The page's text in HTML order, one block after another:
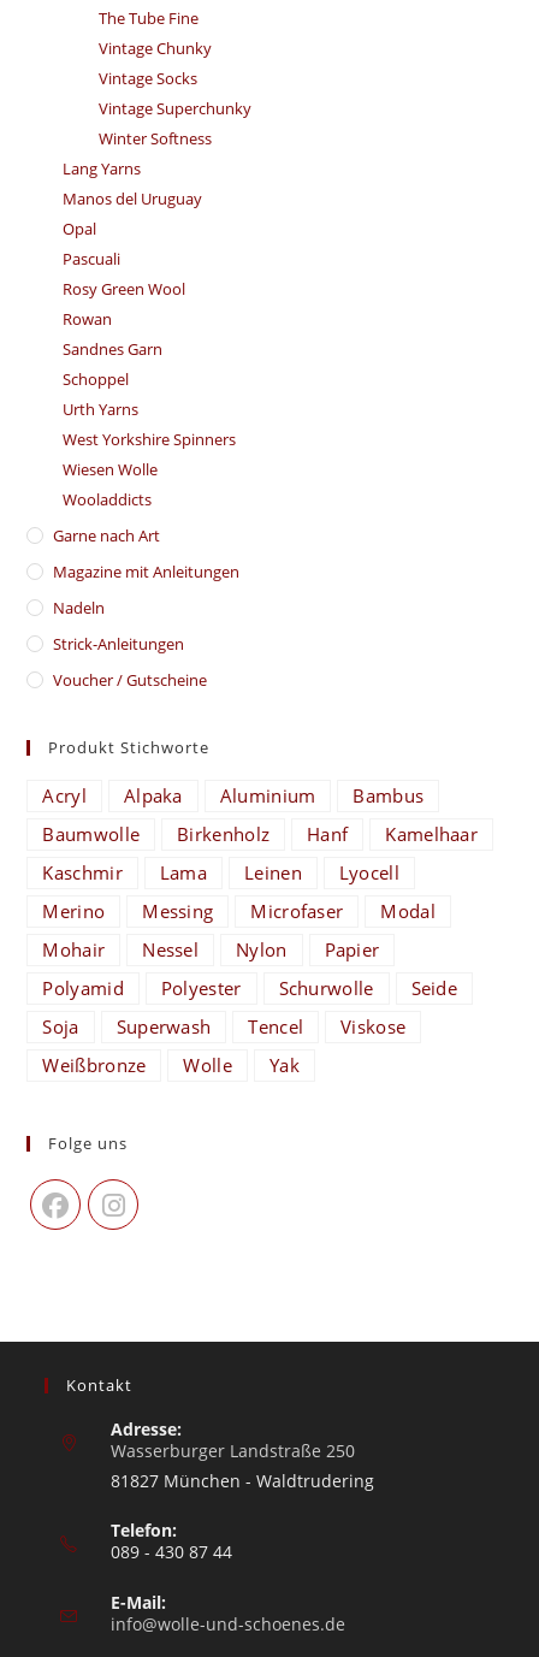
The Tube Fine
Vintage Chunky
Vintage Socks
Vintage Superchunky
Winter Softness
Lang Yarns
Manos del Uruguay
Opal
Pascuali
Rosy Green Wool
Rowan
Sandnes Garn
Schoppel
Urth Yarns
West Yorkshire Spinners
Wiesen Wolle
Wooladdicts
Garne nach Art
Magazine mit Anleitungen
Nadeln
Strick-Anleitungen
Voucher / Gutscheine
Produkt Stichworte
Acryl Alpaka Aluminium
Bambus
Baumwolle
Birkenholz Hanf
Kamelhaar
Kaschmir
Lama Leinen
Lyocell
Merino
Messing Microfaser
Modal
Mohair
Nessel Nylon
Papier
Polyamid
Polyester Schurwolle
Seide
Soja
Superwash Tencel
Viskose
Weißbronze
Wolle Yak
Folge uns
Kontakt
Adresse:
Wasserburger Landstraße 250
81827 München - Waldtrudering
Telefon:
089 - 430 87 44
E-Mail:
info@wolle-und-schoenes.de